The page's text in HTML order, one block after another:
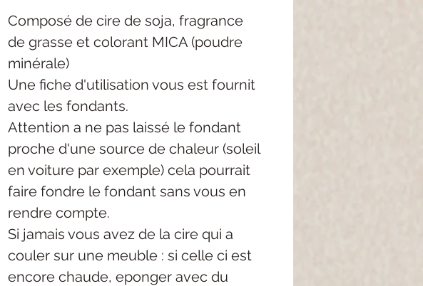
Composé de cire de soja, fragrance
de grasse et colorant MICA (poudre
minérale)
Une fiche d'utilisation vous est fournit
avec les fondants.
Attention a ne pas laissé le fondant
proche d'une source de chaleur (soleil
en voiture par exemple) cela pourrait
faire fondre le fondant sans vous en
rendre compte.
Si jamais vous avez de la cire qui a
couler sur une meuble : si celle ci est
encore chaude, eponger avec du